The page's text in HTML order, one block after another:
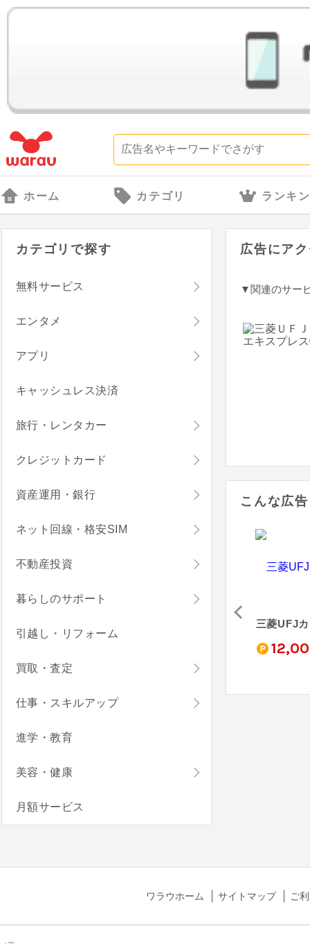
ホーム カテゴリ ランキ
広告にア
▼関連のサー
こんな広
三菱UFJ
カテゴリで探す
無料サービス
エンタメ
アプリ
キャッシュレス決済
旅行・レンタカー
クレジットカード
資産運用・銀行
ネット回線・格安SIM
不動産投資
暮らしのサポート
引越し・リフォーム
買取・査定
仕事・スキルアップ
進学・教育
美容・健康
月額サービス
ワラウホーム サイトマップ ご